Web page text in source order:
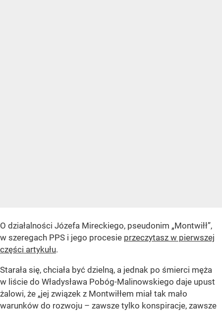
O działalności Józefa Mireckiego, pseudonim „Montwiłł”,
w szeregach PPS i jego procesie przeczytasz w pierwszej
części artykułu.
Starała się, chciała być dzielną, a jednak po śmierci męża
w liście do Władysława Pobóg-Malinowskiego daje upust
żalowi, że „jej związek z Montwiłłem miał tak mało
warunków do rozwoju – zawsze tylko konspiracje, zawsze